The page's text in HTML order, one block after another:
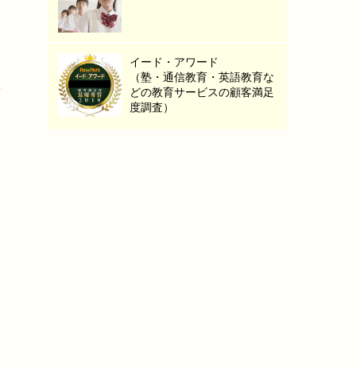
イード・アワード
（塾・通信教育・英語教育な
どの教育サービスの顧客満足
度調査）